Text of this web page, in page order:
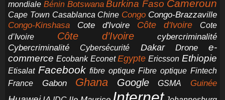
mondiale Bénin Botswana Burkina Faso Cameroun
Cape Town Casablanca Chine Congo Congo-Brazzaville
Congo-Kinshasa Cote d'Ivoire Côte d'Ivoire
Cote
d’Ivoire
Côte d’Ivoire
cybercriminalité
Cybercriminalité
Cybersécurité Dakar Drone
e-
commerce Ecobank Econet Egypte Ericsson Ethiopie
Etisalat Facebook fibre optique Fibre optique Fintech
France
Gabon Ghana Google GSMA Guinée